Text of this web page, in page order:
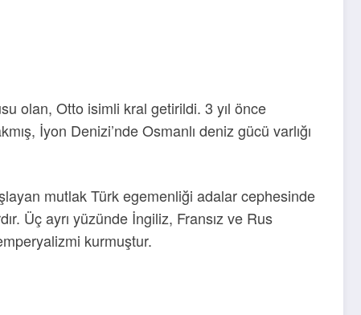
olan, Otto isimli kral getirildi. 3 yıl önce
İyon Denizi’nde Osmanlı deniz gücü varlığı
mutlak Türk egemenliği adalar cephesinde
Üç ayrı yüzünde İngiliz, Fransız ve Rus
kurmuştur.